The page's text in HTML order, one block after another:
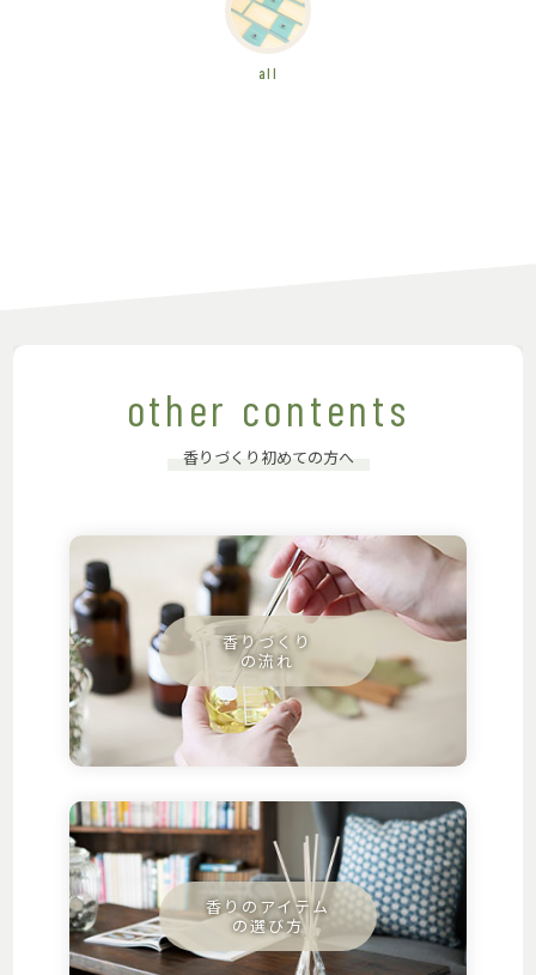
all
other contents
香りづくり初めての方へ